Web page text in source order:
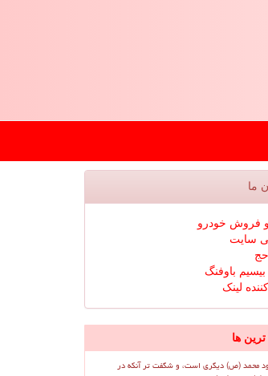
ما
فروش خودرو
سایت
باوفنگ
لینک
ترین ها
محمد (ص) دیگری است، و شگفت تر آنکه در